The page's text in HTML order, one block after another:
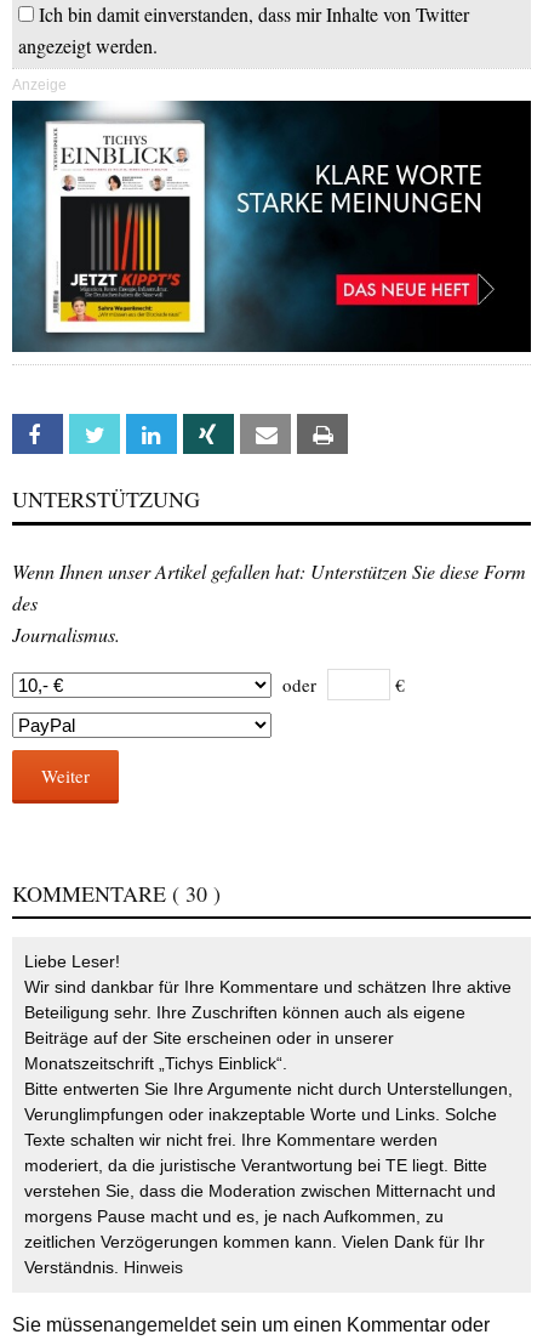
Ich bin damit einverstanden, dass mir Inhalte von Twitter
angezeigt werden.
Anzeige
Facebook Twitter Linkedin Xing Email
UNTERSTÜTZUNG
Wenn Ihnen unser Artikel gefallen hat: Unterstützen Sie diese Form
des
Journalismus.
oder €
Weiter
KOMMENTARE ( 30 )
Liebe Leser!
Wir sind dankbar für Ihre Kommentare und schätzen Ihre aktive
Beteiligung sehr. Ihre Zuschriften können auch als eigene
Beiträge auf der Site erscheinen oder in unserer
Monatszeitschrift „Tichys Einblick“.
Bitte entwerten Sie Ihre Argumente nicht durch Unterstellungen,
Verunglimpfungen oder inakzeptable Worte und Links. Solche
Texte schalten wir nicht frei. Ihre Kommentare werden
moderiert, da die juristische Verantwortung bei TE liegt. Bitte
verstehen Sie, dass die Moderation zwischen Mitternacht und
morgens Pause macht und es, je nach Aufkommen, zu
zeitlichen Verzögerungen kommen kann. Vielen Dank für Ihr
Verständnis. Hinweis
Sie müssenangemeldetsein um einen Kommentar oder